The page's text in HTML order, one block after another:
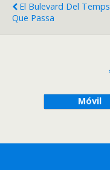
El Bulevard Del Temps
Que Passa
Móvil